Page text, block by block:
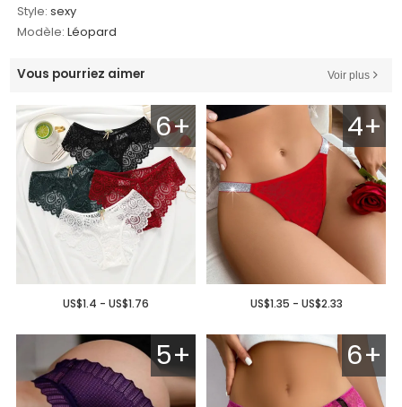
Style: sexy
Modèle: Léopard
Vous pourriez aimer Voir plus
6+
US$1.4 - US$1.76
4+
US$1.35 - US$2.33
5+ 6+